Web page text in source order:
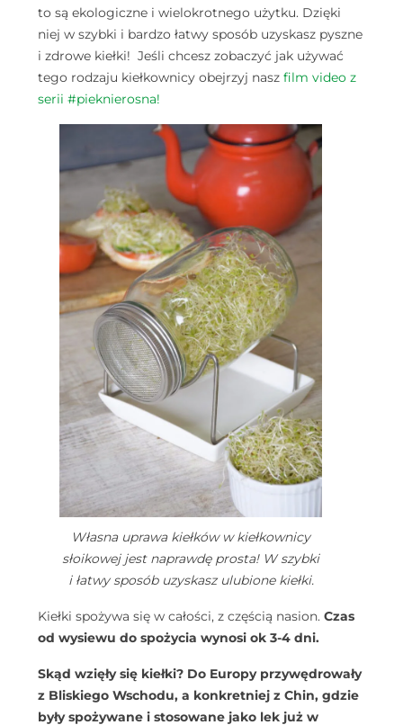
to są ekologiczne i wielokrotnego użytku. Dzięki
niej w szybki i bardzo łatwy sposób uzyskasz pyszne
i zdrowe kiełki! Jeśli chcesz zobaczyć jak używać
tego rodzaju kiełkownicy obejrzyj nasz film video z
serii #pieknierosna!
Własna uprawa kiełków w kiełkownicy
słoikowej jest naprawdę prosta! W szybki
i łatwy sposób uzyskasz ulubione kiełki.
Kiełki spożywa się w całości, z częścią nasion. Czas
od wysiewu do spożycia wynosi ok 3-4 dni.
Skąd wzięły się kiełki? Do Europy przywędrowały
z Bliskiego Wschodu, a konkretniej z Chin, gdzie
były spożywane i stosowane jako lek już w